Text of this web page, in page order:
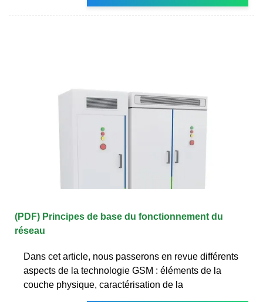
(PDF) Principes de base du fonctionnement du
réseau
Dans cet article, nous passerons en revue différents
aspects de la technologie GSM : éléments de la
couche physique, caractérisation de la